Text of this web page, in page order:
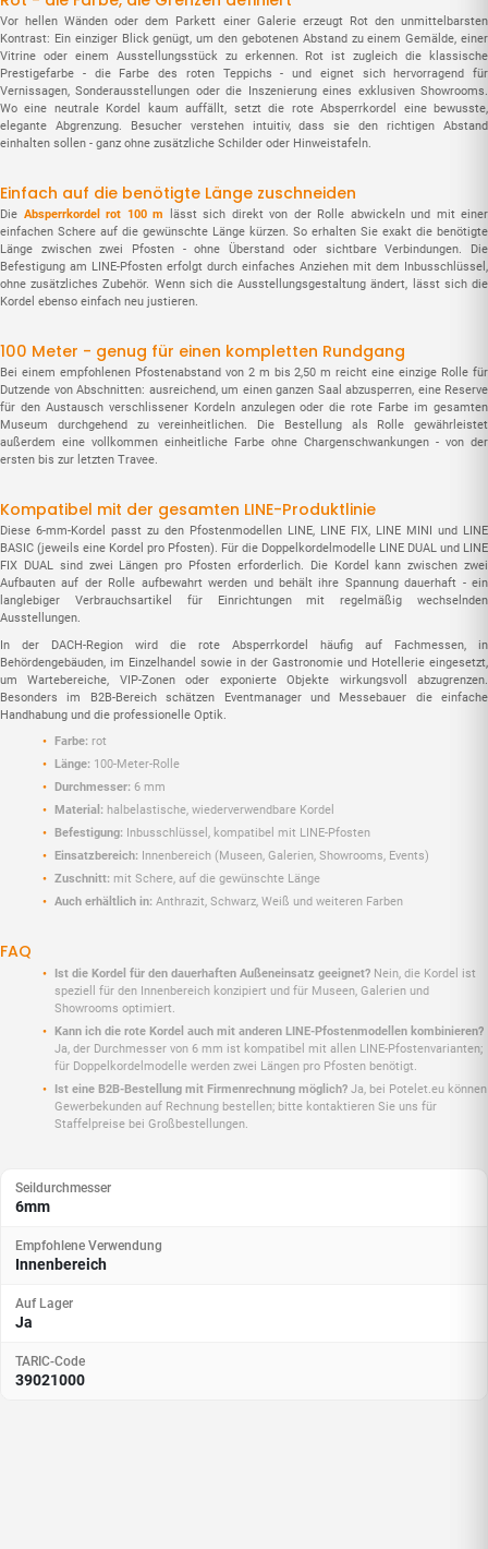
Vor hellen Wänden oder dem Parkett einer Galerie erzeugt Rot den unmittelbarsten
Kontrast: Ein einziger Blick genügt, um den gebotenen Abstand zu einem Gemälde, einer
Vitrine oder einem Ausstellungsstück zu erkennen. Rot ist zugleich die klassische
Prestige­farbe - die Farbe des roten Teppichs - und eignet sich hervorragend für
Vernissagen, Sonderausstellungen oder die Inszenierung eines exklusiven Showrooms.
Wo eine neutrale Kordel kaum auffällt, setzt die rote Absperrkordel eine bewusste,
elegante Abgrenzung. Besucher verstehen intuitiv, dass sie den richtigen Abstand
einhalten sollen - ganz ohne zusätzliche Schilder oder Hinweistafeln.
Einfach auf die benötigte Länge zuschneiden
Die Absperrkordel rot 100 m lässt sich direkt von der Rolle abwickeln und mit einer
einfachen Schere auf die gewünschte Länge kürzen. So erhalten Sie exakt die benötigte
Länge zwischen zwei Pfosten - ohne Überstand oder sichtbare Verbindungen. Die
Befestigung am LINE-Pfosten erfolgt durch einfaches Anziehen mit dem Inbusschlüssel,
ohne zusätzliches Zubehör. Wenn sich die Ausstellungs­gestaltung ändert, lässt sich die
Kordel ebenso einfach neu justieren.
100 Meter - genug für einen kompletten Rundgang
Bei einem empfohlenen Pfosten­abstand von 2 m bis 2,50 m reicht eine einzige Rolle für
Dutzende von Abschnitten: ausreichend, um einen ganzen Saal abzusperren, eine Reserve
für den Austausch verschlissener Kordeln anzulegen oder die rote Farbe im gesamten
Museum durchgehend zu vereinheitlichen. Die Bestellung als Rolle gewährleistet
außerdem eine vollkommen einheitliche Farbe ohne Chargen­schwankungen - von der
ersten bis zur letzten Travee.
Kompatibel mit der gesamten LINE-Produktlinie
Diese 6-mm-Kordel passt zu den Pfosten­modellen LINE, LINE FIX, LINE MINI und LINE
BASIC (jeweils eine Kordel pro Pfosten). Für die Doppel­kordel­modelle LINE DUAL und LINE
FIX DUAL sind zwei Längen pro Pfosten erforderlich. Die Kordel kann zwischen zwei
Aufbauten auf der Rolle aufbewahrt werden und behält ihre Spannung dauerhaft - ein
langlebiger Verbrauchsartikel für Einrichtungen mit regelmäßig wechselnden
Ausstellungen.
In der DACH-Region wird die rote Absperrkordel häufig auf Fachmessen, in
Behördengebäuden, im Einzelhandel sowie in der Gastronomie und Hotellerie eingesetzt,
um Wartebereiche, VIP-Zonen oder exponierte Objekte wirkungsvoll abzugrenzen.
Besonders im B2B-Bereich schätzen Eventmanager und Messebauer die einfache
Handhabung und die professionelle Optik.
Farbe: rot
Länge: 100-Meter-Rolle
Durchmesser: 6 mm
Material: halbelastische, wiederverwendbare Kordel
Befestigung: Inbusschlüssel, kompatibel mit LINE-Pfosten
Einsatzbereich: Innenbereich (Museen, Galerien, Showrooms, Events)
Zuschnitt: mit Schere, auf die gewünschte Länge
Auch erhältlich in: Anthrazit, Schwarz, Weiß und weiteren Farben
FAQ
Ist die Kordel für den dauerhaften Außeneinsatz geeignet? Nein, die Kordel ist
speziell für den Innenbereich konzipiert und für Museen, Galerien und
Showrooms optimiert.
Kann ich die rote Kordel auch mit anderen LINE-Pfosten­modellen kombinieren?
Ja, der Durchmesser von 6 mm ist kompatibel mit allen LINE-Pfosten­varianten;
für Doppelkordel­modelle werden zwei Längen pro Pfosten benötigt.
Ist eine B2B-Bestellung mit Firmenrechnung möglich? Ja, bei Potelet.eu können
Gewerbekunden auf Rechnung bestellen; bitte kontaktieren Sie uns für
Staffelpreise bei Großbestellungen.
Seildurchmesser
6mm
Empfohlene Verwendung
Innenbereich
Auf Lager
Ja
TARIC-Code
39021000